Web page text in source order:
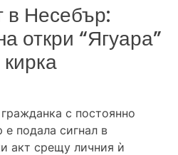
в Несебър:
откри “Ягуара”
с постоянно
е подала сигнал в
акт срещу личния ѝ